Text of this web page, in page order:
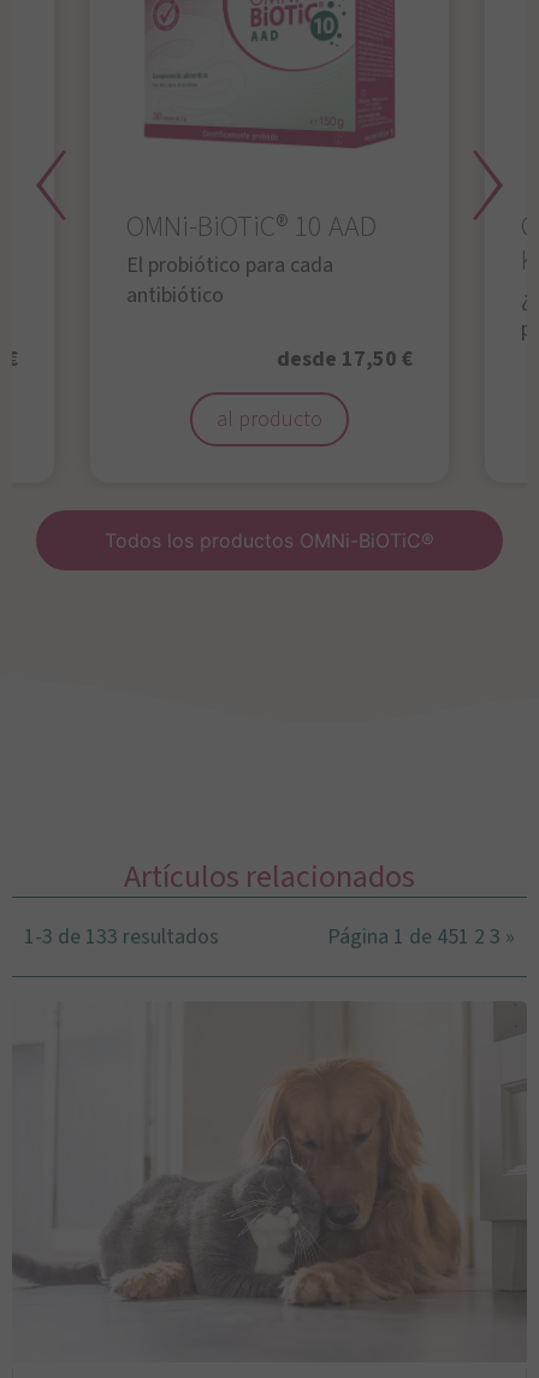
€
OMNi-BiOTiC® 10 AAD
El probiótico para cada
antibiótico
desde 17,50 €
al producto
Todos los productos OMNi-BiOTiC®
Artículos relacionados
1-3 de 133 resultados Página 1 de 451 2 3 »